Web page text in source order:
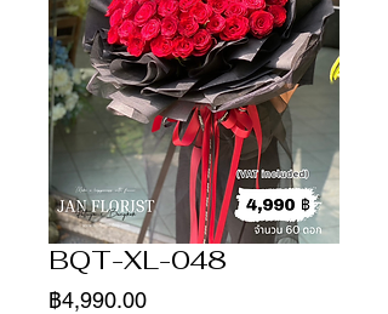
BQT-XL-048
฿4,990.00ราคา